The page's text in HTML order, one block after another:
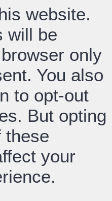
website.
will be
only
You also
to opt-out
But opting
these
your